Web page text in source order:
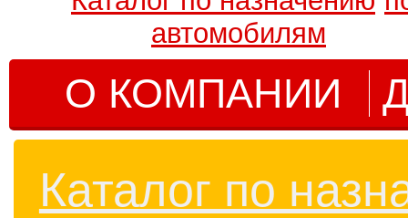
автомобилям
О КОМПАНИИ
Каталог по